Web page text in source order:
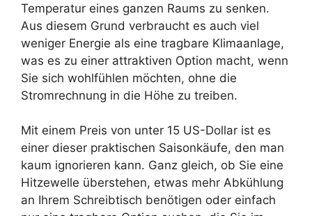
Temperatur eines ganzen Raums zu senken.
Aus diesem Grund verbraucht es auch viel
weniger Energie als eine tragbare Klimaanlage,
was es zu einer attraktiven Option macht, wenn
Sie sich wohlfühlen möchten, ohne die
Stromrechnung in die Höhe zu treiben.
Mit einem Preis von unter 15 US-Dollar ist es
einer dieser praktischen Saisonkäufe, den man
kaum ignorieren kann. Ganz gleich, ob Sie eine
Hitzewelle überstehen, etwas mehr Abkühlung
an Ihrem Schreibtisch benötigen oder einfach